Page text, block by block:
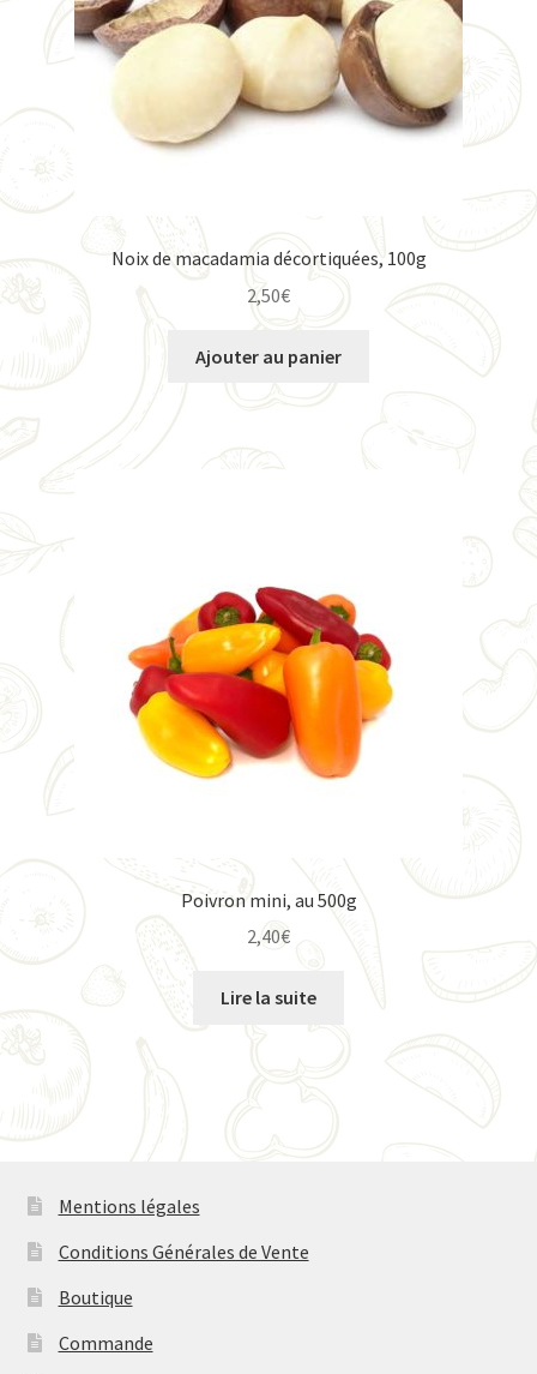
Noix de macadamia décortiquées, 100g
2,50€
Ajouter au panier
Poivron mini, au 500g
2,40€
Lire la suite
Mentions légales
Conditions Générales de Vente
Boutique
Commande